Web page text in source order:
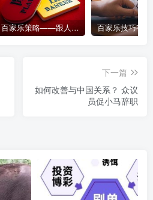
百家乐策略——跟人胜过跟路
下一篇
如何改善与中国关系？ 众议
员促小马辞职